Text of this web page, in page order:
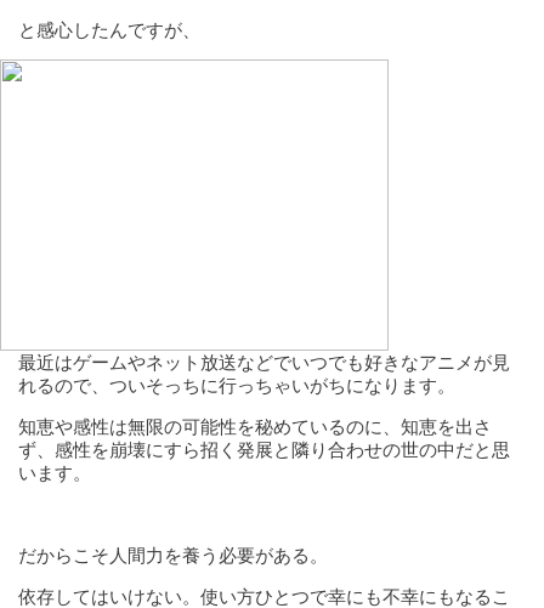
と感心したんですが、
最近はゲームやネット放送などでいつでも好きなアニメが見
れるので、ついそっちに行っちゃいがちになります。
知恵や感性は無限の可能性を秘めているのに、知恵を出さ
ず、感性を崩壊にすら招く発展と隣り合わせの世の中だと思
います。
だからこそ人間力を養う必要がある。
依存してはいけない。使い方ひとつで幸にも不幸にもなるこ